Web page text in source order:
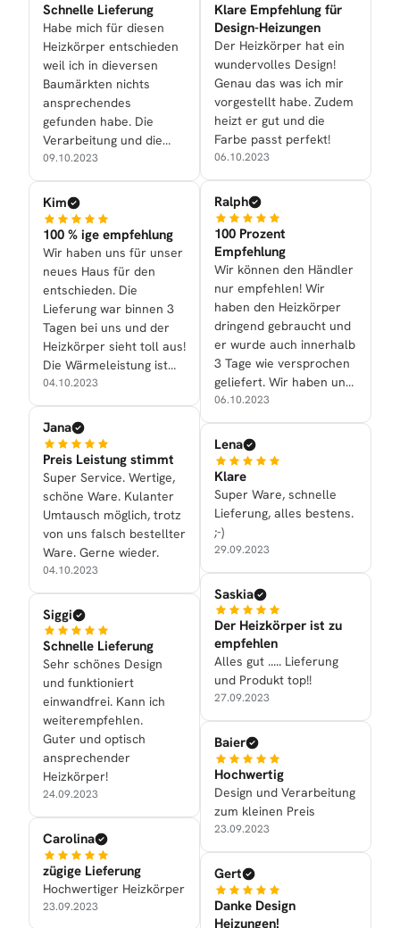
Schnelle Lieferung
Habe mich für diesen
Heizkörper entschieden
weil ich in dieversen
Baumärkten nichts
ansprechendes
gefunden habe. Die
Verarbeitung und die
Optik überzeugen
vollauf.
09.10.2023
Kim
100 % ige empfehlung
Wir haben uns für unser
neues Haus für den
entschieden. Die
Lieferung war binnen 3
Tagen bei uns und der
Heizkörper sieht toll aus!
Die Wärmeleistung ist
ebenfalls gut.
04.10.2023
Jana
Preis Leistung stimmt
Super Service. Wertige,
schöne Ware. Kulanter
Umtausch möglich, trotz
von uns falsch bestellter
Ware. Gerne wieder.
04.10.2023
Siggi
Schnelle Lieferung
Sehr schönes Design
und funktioniert
einwandfrei. Kann ich
weiterempfehlen.
Guter und optisch
ansprechender
Heizkörper!
24.09.2023
Carolina
zügige Lieferung
Hochwertiger Heizkörper
23.09.2023
Klare Empfehlung für
Design-Heizungen
Der Heizkörper hat ein
wundervolles Design!
Genau das was ich mir
vorgestellt habe. Zudem
heizt er gut und die
Farbe passt perfekt!
06.10.2023
Ralph
100 Prozent
Empfehlung
Wir können den Händler
nur empfehlen! Wir
haben den Heizkörper
dringend gebraucht und
er wurde auch innerhalb
3 Tage wie versprochen
geliefert. Wir haben uns
für den Alrona in
Anthrazit entschieden.
Super schönes Design
und heizt auch gut!
06.10.2023
Lena
Klare
Super Ware, schnelle
Lieferung, alles bestens.
;-)
29.09.2023
Saskia
Der Heizkörper ist zu
empfehlen
Alles gut ..... Lieferung
und Produkt top!!
27.09.2023
Baier
Hochwertig
Design und Verarbeitung
zum kleinen Preis
23.09.2023
Gert
Danke Design
Heizungen!